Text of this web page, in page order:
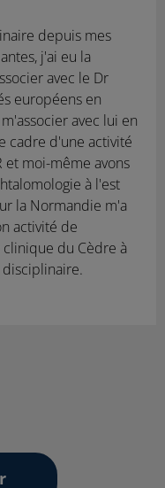
depuis mes
j'ai eu la
avec le Dr
européens en
avec lui en
cadre d'une activité
et moi-même avons
à l'est
la Normandie m'a
activité de
du Cèdre à